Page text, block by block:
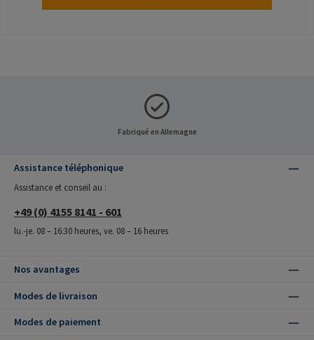
Fabriqué en Allemagne
Assistance téléphonique
Assistance et conseil au :
+49 (0) 4155 8141 - 601
lu.-je. 08 – 16:30 heures, ve. 08 – 16 heures
Nos avantages
Modes de livraison
Modes de paiement